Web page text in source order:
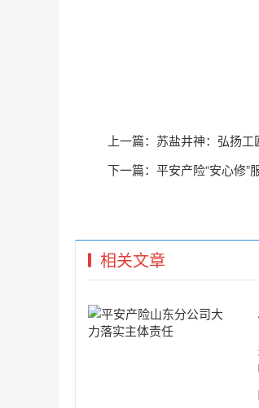
上一篇： 苏盐井神：弘扬
下一篇： 平安产险“安心修”
相关文章